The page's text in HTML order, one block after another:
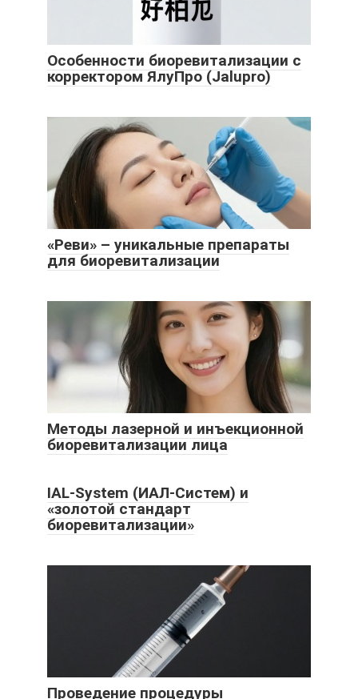
Особенности биоревитализации с
корректором ЯлуПро (Jalupro)
«Реви» – уникальные препараты
для биоревитализации
Методы лазерной и инъекционной
биоревитализации лица
IAL-System (ИАЛ-Систем) и
«золотой стандарт
биоревитализации»
Проведение процедуры